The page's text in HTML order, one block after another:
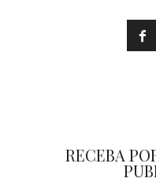
RECEBA